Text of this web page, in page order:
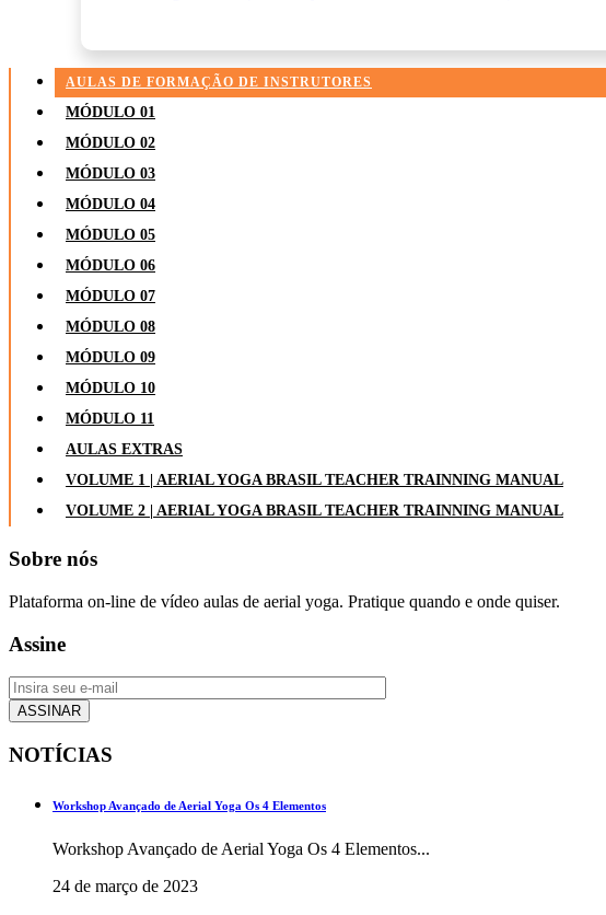
AULAS DE FORMAÇÃO DE INSTRUTORES
MÓDULO 01
MÓDULO 02
MÓDULO 03
MÓDULO 04
MÓDULO 05
MÓDULO 06
MÓDULO 07
MÓDULO 08
MÓDULO 09
MÓDULO 10
MÓDULO 11
AULAS EXTRAS
VOLUME 1 | AERIAL YOGA BRASIL TEACHER TRAINNING MANUAL
VOLUME 2 | AERIAL YOGA BRASIL TEACHER TRAINNING MANUAL
Sobre nós
Plataforma on-line de vídeo aulas de aerial yoga. Pratique quando e onde quiser.
Assine
NOTÍCIAS
Workshop Avançado de Aerial Yoga Os 4 Elementos
Workshop Avançado de Aerial Yoga Os 4 Elementos...
24 de março de 2023